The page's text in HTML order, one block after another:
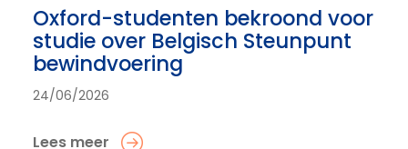
Oxford-studenten bekroond voor
studie over Belgisch Steunpunt
bewindvoering
24/06/2026
Lees meer